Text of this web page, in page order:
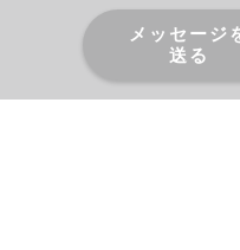
メッセージ
送る